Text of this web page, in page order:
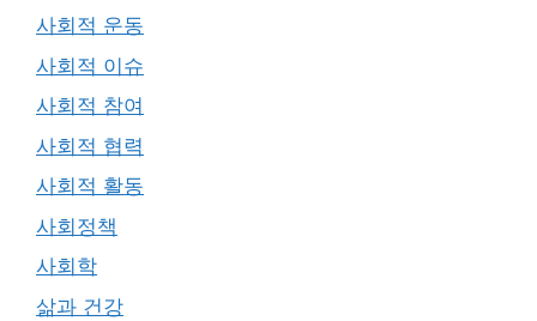
사회적 운동
사회적 이슈
사회적 참여
사회적 협력
사회적 활동
사회정책
사회학
삶과 건강